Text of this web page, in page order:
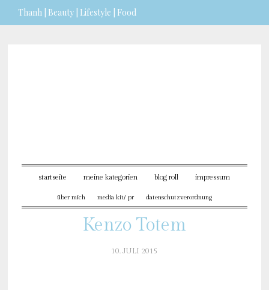
Thanh | Beauty | Lifestyle | Food
startseite meine kategorien blog roll impressum
über mich media kit/ pr datenschutzverordnung
Kenzo Totem
10. JULI 2015